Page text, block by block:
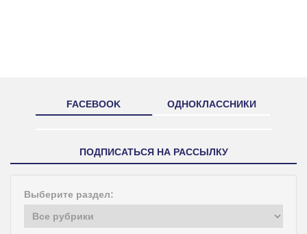
FACEBOOK ОДНОКЛАССНИКИ
ПОДПИСАТЬСЯ НА РАССЫЛКУ
Выберите раздел: